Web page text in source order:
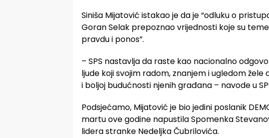
Siniša Mijatović istakao je da je “odluku o
Goran Selak prepoznao vrijednosti koje su
pravdu i ponos”.
– SPS nastavlja da raste kao nacionalno
ljude koji svojim radom, znanjem i ugledom
i boljoj budućnosti njenih građana – navode u
Podsjećamo, Mijatović je bio jedini poslanik
martu ove godine napustila Spomenka
lidera stranke Nedeljka Čubrilovića.